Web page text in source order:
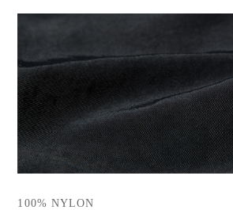
100% NYLON